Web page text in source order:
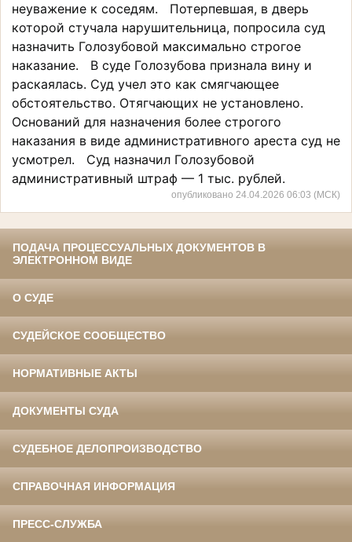
неуважение к соседям. Потерпевшая, в дверь
которой стучала нарушительница, попросила суд
назначить Голозубовой максимально строгое
наказание. В суде Голозубова признала вину и
раскаялась. Суд учел это как смягчающее
обстоятельство. Отягчающих не установлено.
Оснований для назначения более строгого
наказания в виде административного ареста суд не
усмотрел. Суд назначил Голозубовой
административный штраф — 1 тыс. рублей.
опубликовано 24.04.2026 06:03 (МСК)
ПОДАЧА ПРОЦЕССУАЛЬНЫХ ДОКУМЕНТОВ В
ЭЛЕКТРОННОМ ВИДЕ
О СУДЕ
СУДЕЙСКОЕ СООБЩЕСТВО
НОРМАТИВНЫЕ АКТЫ
ДОКУМЕНТЫ СУДА
СУДЕБНОЕ ДЕЛОПРОИЗВОДСТВО
СПРАВОЧНАЯ ИНФОРМАЦИЯ
ПРЕСС-СЛУЖБА